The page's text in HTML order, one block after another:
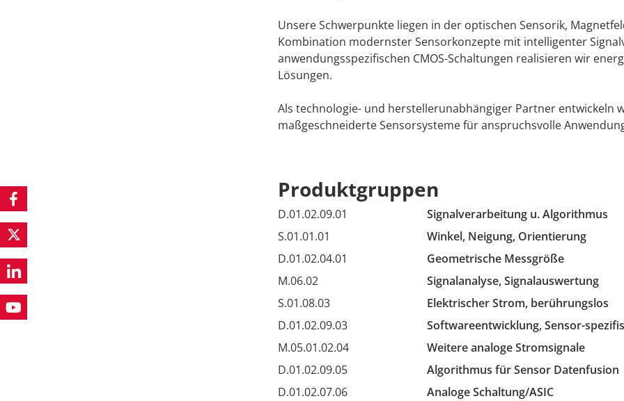
Unsere Schwerpunkte liegen in der optischen Sensorik,
Kombination modernster Sensorkonzepte mit intelligenter
anwendungsspezifischen CMOS-Schaltungen realisieren wir
Lösungen.
Als technologie- und herstellerunabhängiger Partner entwickeln
maßgeschneiderte Sensorsysteme für anspruchsvolle
Produktgruppen
D.01.02.09.01
Signalverarbeitung u. Algorithmus
S.01.01.01
Winkel, Neigung, Orientierung
D.01.02.04.01
Geometrische Messgröße
M.06.02
Signalanalyse, Signalauswertung
S.01.08.03
Elektrischer Strom, berührungslos
D.01.02.09.03
Softwareentwicklung, Sensor-
M.05.01.02.04
Weitere analoge Stromsignale
D.01.02.09.05
Algorithmus für Sensor Datenfusion
D.01.02.07.06
Analoge Schaltung/ASIC